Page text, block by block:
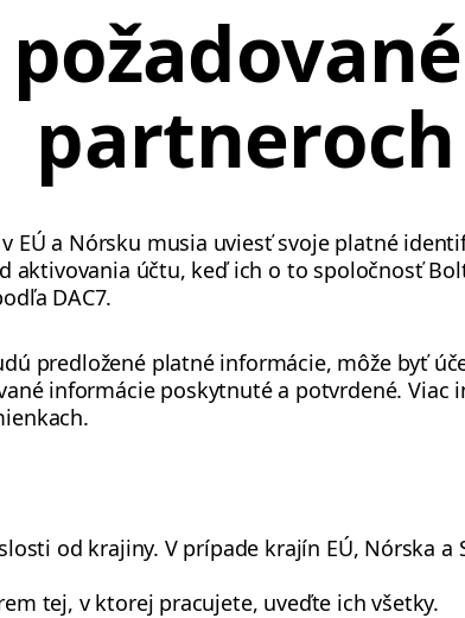
partneroch
EÚ a Nórsku musia uviesť svoje platné
aktivovania účtu, keď ich o to spoločnosť
DAC7.
predložené platné informácie, môže byť
informácie poskytnuté a potvrdené. Viac
od krajiny. V prípade krajín EÚ, Nórska
tej, v ktorej pracujete, uveďte ich všetky.